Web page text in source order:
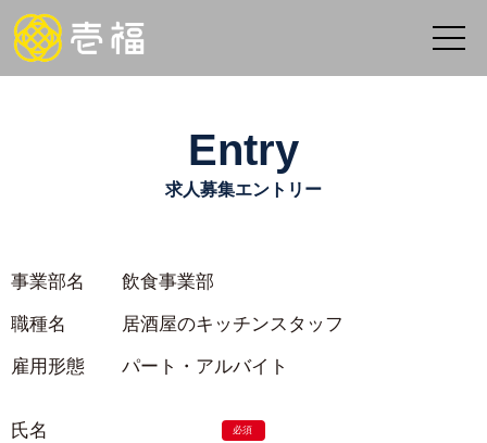
Entry
求人募集エントリー
事業部名 飲食事業部
職種名 居酒屋のキッチンスタッフ
雇用形態 パート・アルバイト
氏名